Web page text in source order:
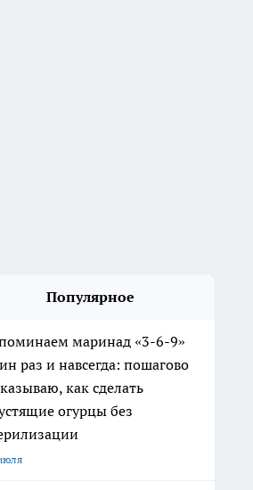
Популярное
маринад «3-6-9»
раз и навсегда: пошагово
как сделать
огурцы без